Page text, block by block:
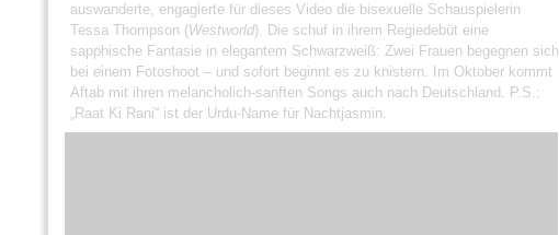
auswanderte, engagierte für dieses Video die bisexuelle Schauspielerin
Tessa Thompson (Westworld). Die schuf in ihrem Regiedebüt eine
sapphische Fantasie in elegantem Schwarzweiß: Zwei Frauen begegnen sich
bei einem Fotoshoot – und sofort beginnt es zu knistern. Im Oktober kommt
Aftab mit ihren melancholich-sanften Songs auch nach Deutschland. P.S.:
„Raat Ki Rani“ ist der Urdu-Name für Nachtjasmin.